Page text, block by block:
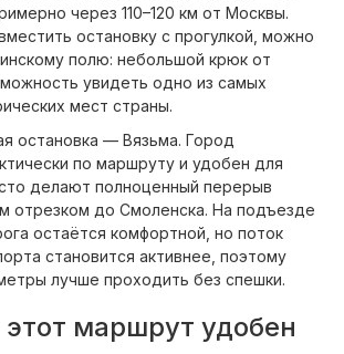
через 110–120 км от Москвы.
остановку с прогулкой, можно
полю: небольшой крюк от
увидеть одно из самых
мест страны.
остановка — Вязьма. Город
по маршруту и удобен для
делают полноценный перерыв
отрезком до Смоленска. На подъезде
остаётся комфортной, но поток
становится активнее, поэтому
лучше проходить без спешки.
маршрут удобен